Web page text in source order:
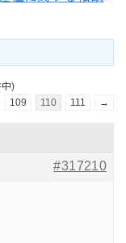
)
109 110 111 →
#317210